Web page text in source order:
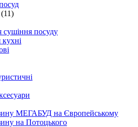
(11)
посуду
МЕГАБУД на Європейському
на Потоцького